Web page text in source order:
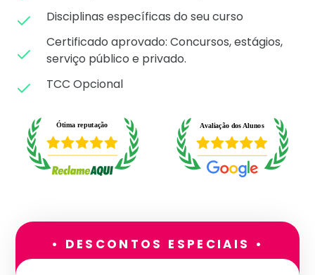
Disciplinas específicas do seu curso
Certificado aprovado: Concursos, estágios,
serviço público e privado.
TCC Opcional
• DESCONTOS ESPECIAIS •